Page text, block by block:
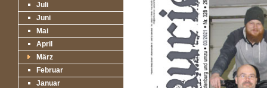
Juli
Juni
Mai
April
März
Februar
Januar